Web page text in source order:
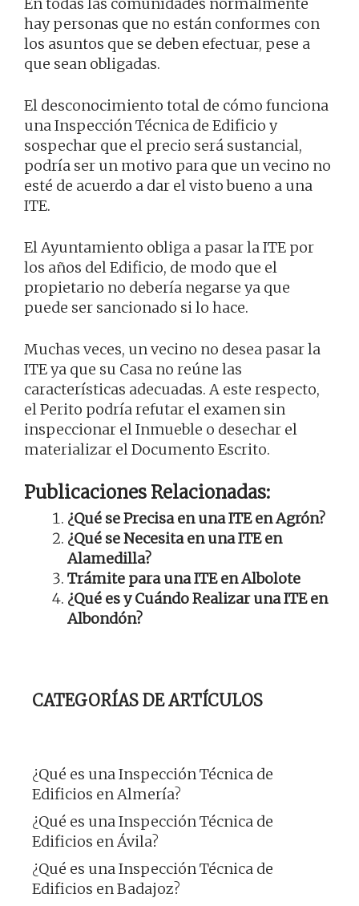
En todas las comunidades normalmente
hay personas que no están conformes con
los asuntos que se deben efectuar, pese a
que sean obligadas.
El desconocimiento total de cómo funciona
una Inspección Técnica de Edificio y
sospechar que el precio será sustancial,
podría ser un motivo para que un vecino no
esté de acuerdo a dar el visto bueno a una
ITE.
El Ayuntamiento obliga a pasar la ITE por
los años del Edificio, de modo que el
propietario no debería negarse ya que
puede ser sancionado si lo hace.
Muchas veces, un vecino no desea pasar la
ITE ya que su Casa no reúne las
características adecuadas. A este respecto,
el Perito podría refutar el examen sin
inspeccionar el Inmueble o desechar el
materializar el Documento Escrito.
Publicaciones Relacionadas:
¿Qué se Precisa en una ITE en Agrón?
¿Qué se Necesita en una ITE en
Alamedilla?
Trámite para una ITE en Albolote
¿Qué es y Cuándo Realizar una ITE en
Albondón?
CATEGORÍAS DE ARTÍCULOS
¿Qué es una Inspección Técnica de
Edificios en Almería?
¿Qué es una Inspección Técnica de
Edificios en Ávila?
¿Qué es una Inspección Técnica de
Edificios en Badajoz?